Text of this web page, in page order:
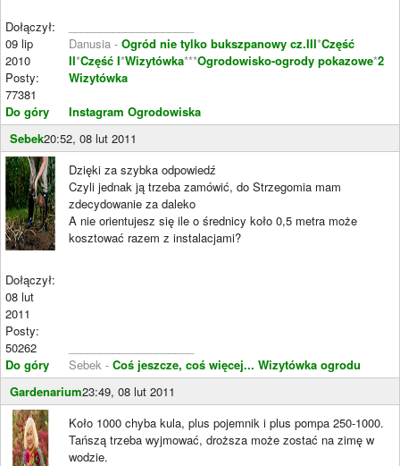
Dołączył:
09 lip
2010
Posty:
77381
Do góry
Danusia - Ogród nie tylko bukszpanowy cz.III*Część
II*Część I*Wizytówka***Ogrodowisko-ogrody pokazowe*2
Wizytówka
Instagram Ogrodowiska
Sebek20:52, 08 lut 2011
Dołączył:
08 lut
2011
Posty:
50262
Do góry
Dzięki za szybka odpowiedź
Czyli jednak ją trzeba zamówić, do Strzegomia mam
zdecydowanie za daleko
A nie orientujesz się ile o średnicy koło 0,5 metra może
kosztować razem z instalacjami?
Sebek - Coś jeszcze, coś więcej... Wizytówka ogrodu
Gardenarium23:49, 08 lut 2011
Koło 1000 chyba kula, plus pojemnik i plus pompa 250-1000.
Tańszą trzeba wyjmować, droższa może zostać na zimę w
wodzie.